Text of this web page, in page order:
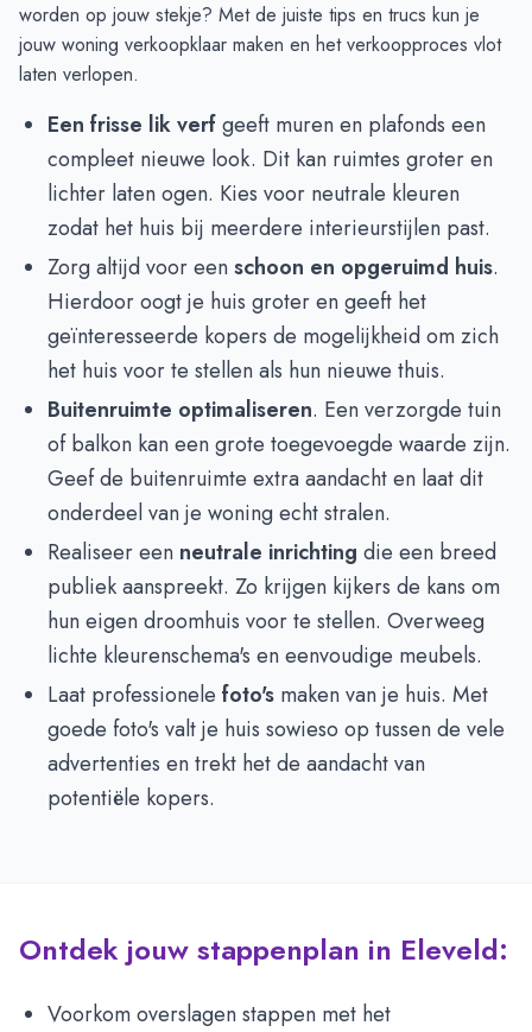
worden op jouw stekje? Met de juiste tips en trucs kun je
jouw woning verkoopklaar maken en het verkoopproces vlot
laten verlopen.
Een frisse lik verfgeeft muren en plafonds een
compleet nieuwe look. Dit kan ruimtes groter en
lichter laten ogen. Kies voor neutrale kleuren
zodat het huis bij meerdere interieurstijlen past.
Zorg altijd voor eenschoon en opgeruimd huis.
Hierdoor oogt je huis groter en geeft het
geïnteresseerde kopers de mogelijkheid om zich
het huis voor te stellen als hun nieuwe thuis.
Buitenruimte optimaliseren. Een verzorgde tuin
of balkon kan een grote toegevoegde waarde zijn.
Geef de buitenruimte extra aandacht en laat dit
onderdeel van je woning echt stralen.
Realiseer een neutrale inrichting die een breed
publiek aanspreekt. Zo krijgen kijkers de kans om
hun eigen droomhuis voor te stellen. Overweeg
lichte kleurenschema's en eenvoudige meubels.
Laat professionele foto's maken van je huis. Met
goede foto's valt je huis sowieso op tussen de vele
advertenties en trekt het de aandacht van
potentiële kopers.
Ontdek jouw stappenplan in Eleveld:
Voorkom overslagen stappen met het